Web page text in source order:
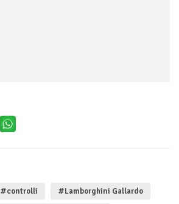
#controlli #Lamborghini Gallardo